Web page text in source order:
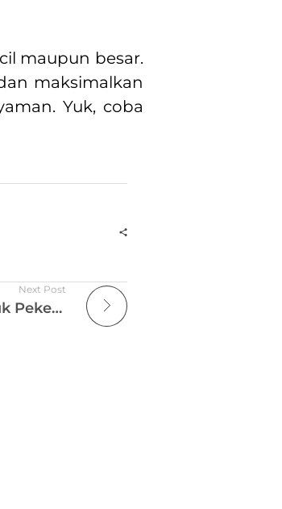
maupun besar.
maksimalkan
Yuk, coba
Next Post
Cara Membuat Home Office untuk Pekerja Hybrid